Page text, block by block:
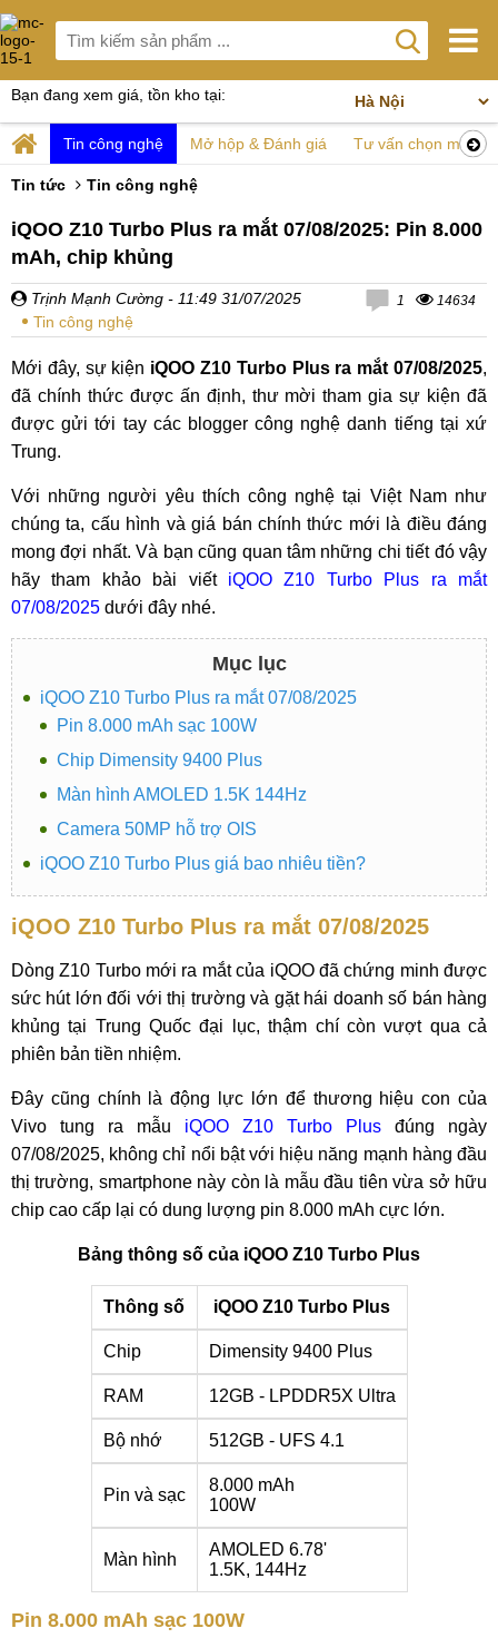
Bạn đang xem giá, tồn kho tại:
Tin công nghệ Mở hộp & Đánh giá Tư vấn chọn mua
Tin tức Tin công nghệ
iQOO Z10 Turbo Plus ra mắt 07/08/2025: Pin 8.000
mAh, chip khủng
Trịnh Mạnh Cường - 11:49 31/07/2025
Tin công nghệ
1 14634
Mới đây, sự kiện iQOO Z10 Turbo Plus ra mắt 07/08/2025,
đã chính thức được ấn định, thư mời tham gia sự kiện đã
được gửi tới tay các bloggercông nghệ danh tiếng tại xứ
Trung.
Với những người yêu thích công nghệ tại Việt Nam như
chúng ta, cấu hình và giá bán chính thức mới là điều đáng
mong đợi nhất. Và bạn cũng quan tâm những chi tiết đó vậy
hãy tham khảo bài viết iQOO Z10 Turbo Plus ra mắt
07/08/2025 dưới đây nhé.
Mục lục
iQOO Z10 Turbo Plus ra mắt 07/08/2025
Pin 8.000 mAh sạc 100W
Chip Dimensity 9400 Plus
Màn hình AMOLED 1.5K 144Hz
Camera 50MP hỗ trợ OIS
iQOO Z10 Turbo Plus giá bao nhiêu tiền?
iQOO Z10 Turbo Plus ra mắt 07/08/2025
Dòng Z10 Turbo mới ra mắt của iQOO đã chứng minh được
sức hút lớn đối với thị trường và gặt hái doanh số bán hàng
khủng tại Trung Quốc đại lục, thậm chí còn vượt qua cả
phiên bản tiền nhiệm.
Đây cũng chính là động lực lớn để thương hiệu con của
Vivo tung ra mẫu iQOO Z10 Turbo Plus đúng ngày
07/08/2025, không chỉ nổi bật với hiệu năng mạnh hàng đầu
thị trường, smartphone này còn là mẫu đầu tiên vừa sở hữu
chip cao cấp lại có dung lượng pin 8.000 mAh cực lớn.
Bảng thông số của iQOO Z10 Turbo Plus
Thông số iQOO Z10 Turbo Plus
Chip Dimensity 9400 Plus
RAM 12GB - LPDDR5X Ultra
Bộ nhớ 512GB - UFS 4.1
Pin và sạc
8.000 mAh
100W
Màn hình
AMOLED 6.78'
1.5K, 144Hz
Pin 8.000 mAh sạc 100W